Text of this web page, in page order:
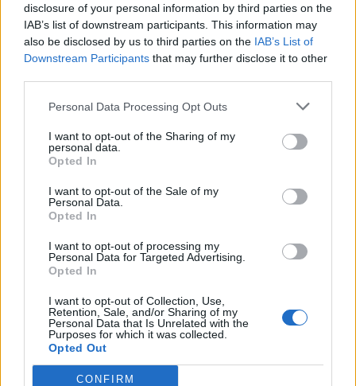
disclosure of your personal information by third parties on the
IAB’s list of downstream participants. This information may
also be disclosed by us to third parties on the IAB’s List of
Downstream Participants that may further disclose it to other
Personal Data Processing Opt Outs
I want to opt-out of the Sharing of my
personal data.
Opted In
I want to opt-out of the Sale of my
Personal Data.
Opted In
I want to opt-out of processing my
Personal Data for Targeted Advertising.
Opted In
I want to opt-out of Collection, Use,
Retention, Sale, and/or Sharing of my
Personal Data that Is Unrelated with the
Purposes for which it was collected.
Opted Out
CONFIRM